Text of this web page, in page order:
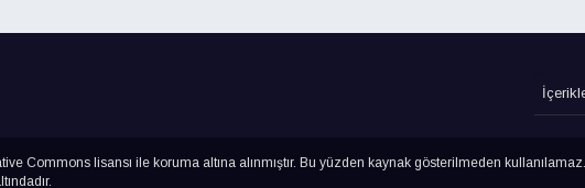
Commons lisansı ile koruma altına alınmıştır. Bu yüzden kaynak gösterilmeden